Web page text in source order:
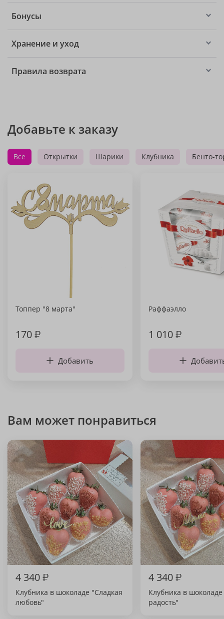
Бонусы
Хранение и уход
Правила возврата
Добавьте к заказу
Все Открытки Шарики Клубника Бенто-
Топпер "8 марта"
170₽
Добавить
Раффаэлло
1 010₽
Вам может понравиться
4 340₽
Клубника в шоколаде "Сладкая
любовь"
4 340₽
Клубника в
радость"